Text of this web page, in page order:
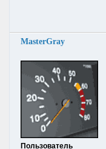
MasterGray
Пользователь